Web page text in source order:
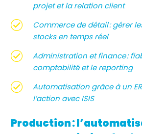
projet et la relation client
Commerce de détail : gérer
stocks en temps réel
Administration et finance :
comptabilité et le reporting
Automatisation grâce à un
l’action avec ISIS
Production :